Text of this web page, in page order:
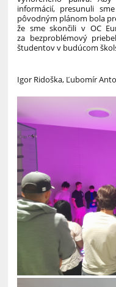
informácií, presunuli
pôvodným plánom bola
že sme skončili v OC
za bezproblémový
študentov v budúcom
Igor Ridoška, Ľubomír